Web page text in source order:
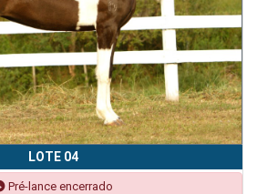
LOTE 04
Pré-lance encerrado